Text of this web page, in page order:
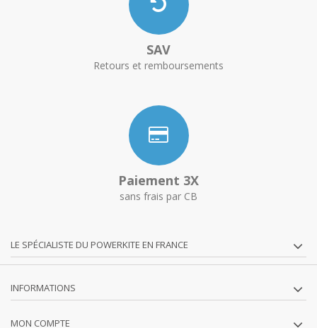
SAV
Retours et remboursements
Paiement 3X
sans frais par CB
LE SPÉCIALISTE DU POWERKITE EN FRANCE
INFORMATIONS
MON COMPTE